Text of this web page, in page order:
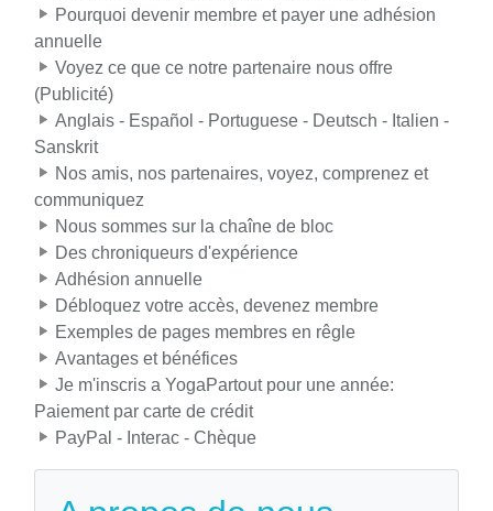
Pourquoi devenir membre et payer une adhésion
annuelle
Voyez ce que ce notre partenaire nous offre
(Publicité)
Anglais - Español - Portuguese - Deutsch - Italien -
Sanskrit
Nos amis, nos partenaires, voyez, comprenez et
communiquez
Nous sommes sur la chaîne de bloc
Des chroniqueurs d'expérience
Adhésion annuelle
Débloquez votre accès, devenez membre
Exemples de pages membres en rêgle
Avantages et bénéfices
Je m'inscris a YogaPartout pour une année:
Paiement par carte de crédit
PayPal - Interac - Chèque